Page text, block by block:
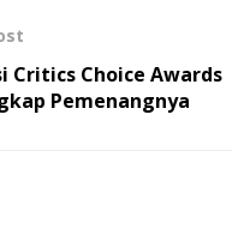
Critics Choice Awards
Pemenangnya